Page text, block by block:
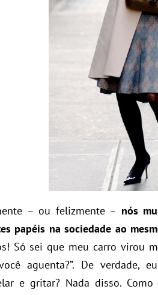
– ou felizmente – nós
papéis na sociedade ao
Só sei que meu carro virou
aguenta?”. De
e gritar? Nada disso.